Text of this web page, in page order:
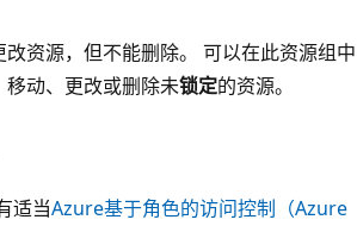
改资源，但不能删除。 可以在此资源组中
移动、更改或删除未锁定的资源。
适当Azure基于角色的访问控制（Azure